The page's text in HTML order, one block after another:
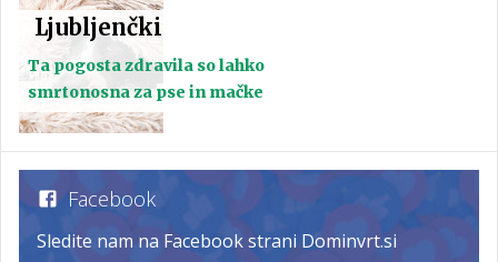
Ljubljenčki
Ta pogosta zdravila so lahko
smrtonosna za pse in mačke
Facebook
Sledite nam na Facebook strani Dominvrt.si